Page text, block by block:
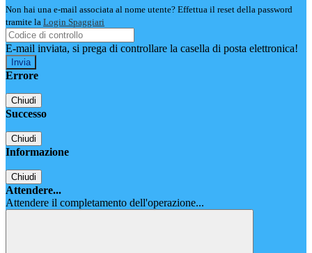
Non hai una e-mail associata al nome utente? Effettua il reset della password
tramite la Login Spaggiari
E-mail inviata, si prega di controllare la casella di posta elettronica!
Errore
Chiudi
Successo
Chiudi
Informazione
Chiudi
Attendere...
Attendere il completamento dell'operazione...